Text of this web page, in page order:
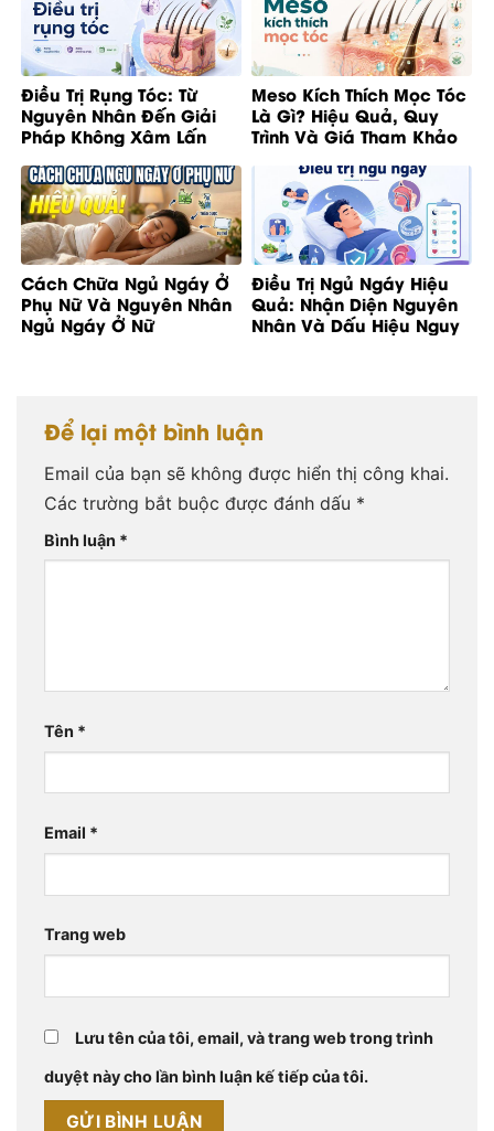
Điều Trị Rụng Tóc: Từ
Nguyên Nhân Đến Giải
Pháp Không Xâm Lấn
Meso Kích Thích Mọc Tóc
Là Gì? Hiệu Quả, Quy
Trình Và Giá Tham Khảo
Cách Chữa Ngủ Ngáy Ở
Phụ Nữ Và Nguyên Nhân
Ngủ Ngáy Ở Nữ
Điều Trị Ngủ Ngáy Hiệu
Quả: Nhận Diện Nguyên
Nhân Và Dấu Hiệu Nguy
Để lại một bình luận
Email của bạn sẽ không được hiển thị công khai.
Các trường bắt buộc được đánh dấu *
Bình luận *
Tên *
Email *
Trang web
Lưu tên của tôi, email, và trang web trong trình
duyệt này cho lần bình luận kế tiếp của tôi.